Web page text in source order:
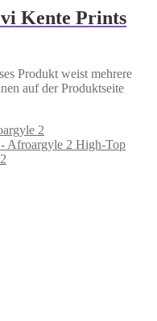
Kente Prints
Produkt weist mehrere
auf der Produktseite
2
High-Top